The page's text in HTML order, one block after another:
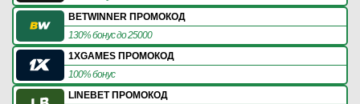
BETWINNER ПРОМОКОД
130% бонус до 25000
1XGAMES ПРОМОКОД
100% бонус
LINEBET ПРОМОКОД